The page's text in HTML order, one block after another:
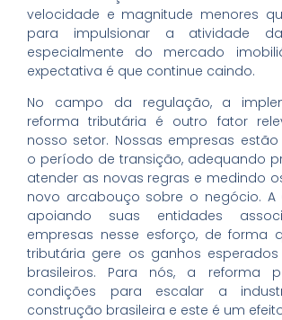
velocidade e magnitude menores
para impulsionar a atividade
especialmente do mercado
expectativa é que continue caindo.
No campo da regulação, a
reforma tributária é outro fator
nosso setor. Nossas empresas
o período de transição, adequando
atender as novas regras e medindo
novo arcabouço sobre o negócio. A
apoiando suas entidades
empresas nesse esforço, de forma
tributária gere os ganhos
brasileiros. Para nós, a reforma
condições para escalar a
construção brasileira e este é um